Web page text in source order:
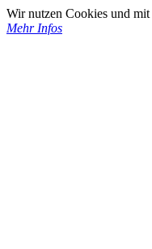
Wir nutzen Cookies und mit
Mehr Infos